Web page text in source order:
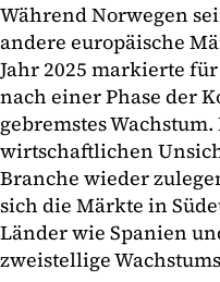
Während Norwegen
andere europäische
Jahr 2025 markierte
nach einer Phase der
gebremstes
wirtschaftlichen
Branche wieder
sich die Märkte in
Länder wie Spanien
zweistellige